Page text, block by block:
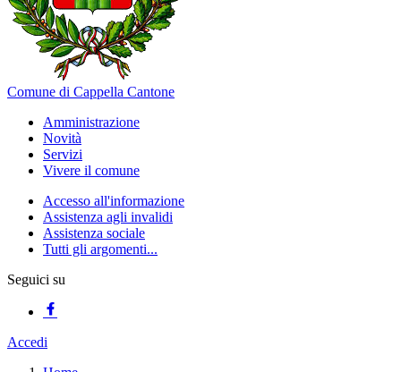
Comune di Cappella Cantone
Amministrazione
Novità
Servizi
Vivere il comune
Accesso all'informazione
Assistenza agli invalidi
Assistenza sociale
Tutti gli argomenti...
Seguici su
Accedi